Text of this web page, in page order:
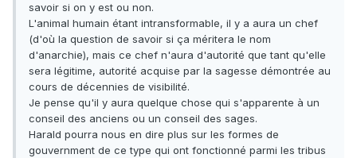
savoir si on y est ou non.
L'animal humain étant intransformable, il y a aura un chef
(d'où la question de savoir si ça méritera le nom
d'anarchie), mais ce chef n'aura d'autorité que tant qu'elle
sera légitime, autorité acquise par la sagesse démontrée au
cours de décennies de visibilité.
Je pense qu'il y aura quelque chose qui s'apparente à un
conseil des anciens ou un conseil des sages.
Harald pourra nous en dire plus sur les formes de
gouvernment de ce type qui ont fonctionné parmi les tribus